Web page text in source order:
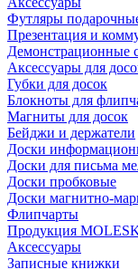
Футляры
Презентация и
Демонстрационные
Аксессуары для
Губки для досок
Блокноты для
Магниты для досок
Бейджи и держатели
Доски
Доски для письма
Доски пробковые
Доски магнитно-
Флипчарты
Продукция
Аксессуары
Записные книжки